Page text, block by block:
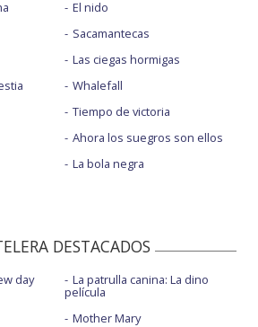
El nido
Sacamantecas
Las ciegas hormigas
Whalefall
Tiempo de victoria
Ahora los suegros son ellos
La bola negra
DESTACADOS
day
La patrulla canina: La dino
película
Mother Mary